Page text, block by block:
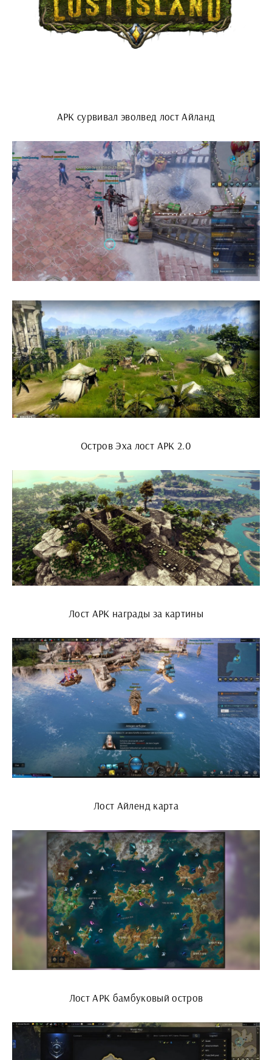
АРК сурвивал эволвед лост Айланд
Остров Эха лост АРК 2.0
Лост АРК награды за картины
Лост Айленд карта
Лост АРК бамбуковый остров